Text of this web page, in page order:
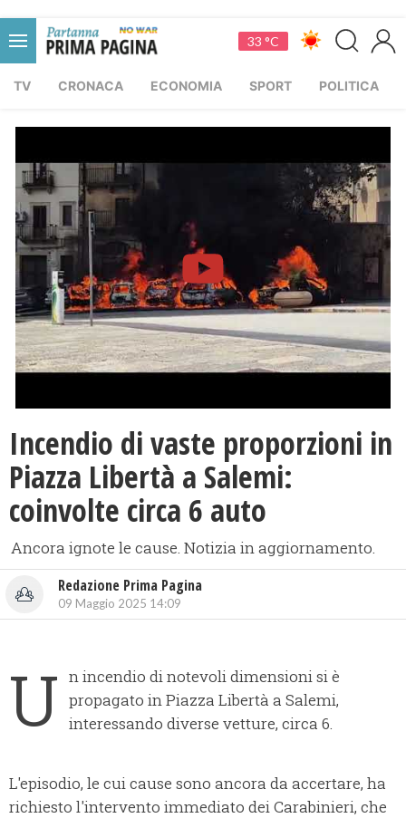
33 °C
TV CRONACA ECONOMIA SPORT POLITICA
Incendio di vaste proporzioni in
Piazza Libertà a Salemi:
coinvolte circa 6 auto
Ancora ignote le cause. Notizia in aggiornamento.
Redazione Prima Pagina
09 Maggio 2025 14:09
U n incendio di notevoli dimensioni si è
propagato in Piazza Libertà a Salemi,
interessando diverse vetture, circa 6.
L'episodio, le cui cause sono ancora da accertare, ha
richiesto l'intervento immediato dei Carabinieri, che